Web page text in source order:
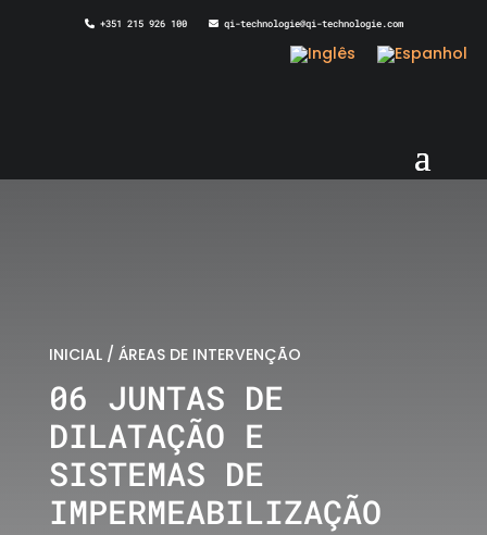
+351 215 926 100 qi-technologie@qi-technologie.com
INICIAL / ÁREAS DE INTERVENÇÃO
06 JUNTAS DE
DILATAÇÃO E
SISTEMAS DE
IMPERMEABILIZAÇÃO